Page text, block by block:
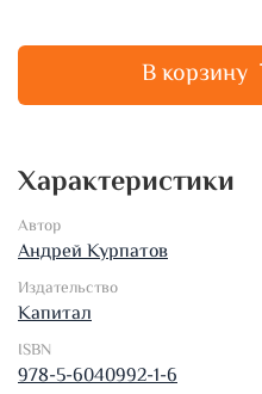
В корзину
Характеристики
Автор
Андрей Курпатов
Издательство
Капитал
ISBN
978-5-6040992-1-6